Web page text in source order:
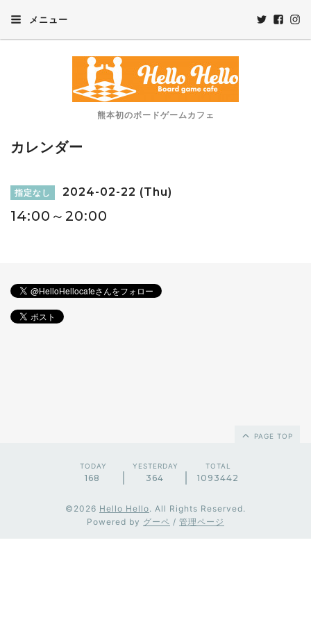
メニュー
熊本初のボードゲームカフェ
カレンダー
指定なし 2024-02-22 (Thu)
14:00～20:00
PAGE TOP
TODAY
168
YESTERDAY
364
TOTAL
1093442
©2026 Hello Hello. All Rights Reserved.
Powered by グーペ / 管理ページ